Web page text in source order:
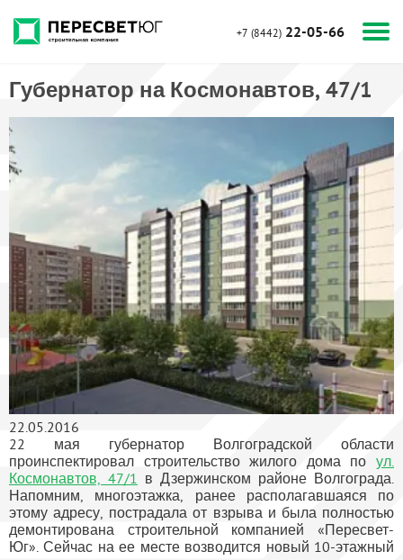
+7 (8442) 22-05-66
Губернатор на Космонавтов, 47/1
22.05.2016
22 мая губернатор Волгоградской области
проинспектировал строительство жилого дома по ул.
Космонавтов, 47/1 в Дзержинском районе Волгограда.
Напомним, многоэтажка, ранее располагавшаяся по
этому адресу, пострадала от взрыва и была полностью
демонтирована строительной компанией «Пересвет-
Юг». Сейчас на ее месте возводится новый 10-этажный